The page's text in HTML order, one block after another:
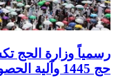
رسمياً وزارة الحج
حج 1445 وآلية الحصول على التصاريح